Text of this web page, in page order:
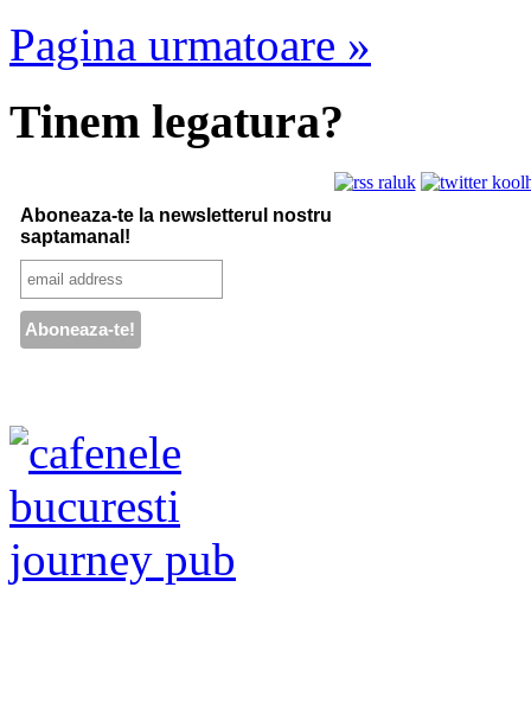
Pagina urmatoare »
Tinem legatura?
Aboneaza-te la newsletterul nostru
saptamanal!